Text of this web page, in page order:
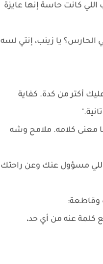
كانت حاسة إنها عايزة
الحارس؟ يا زينب، إنتي لسه
أكتر من كدة. كفاية
معنى كلامه. ملامح وشه
مسؤول عنك وعن راحتك
وقاطعة:
كلمة عنه من أي حد،